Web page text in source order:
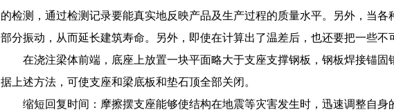
的检测，通过检测记录要能真实地反映产品及生产过程的质量水平。另外，当
部分振动，从而延长建筑寿命。另外，即使在计算出了温差后，也还要把一些不
在浇注梁体前端，底座上放置一块平面略大于支座支撑钢板，钢板焊接锚
据上述方法，可使支座和梁底板和垫石顶全部关闭。
缩短回复时间：摩擦摆支座能够使结构在地震等灾害发生时，迅速调整自身